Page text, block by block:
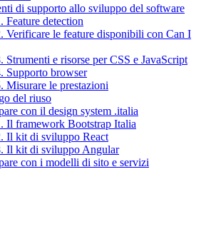
di supporto allo sviluppo del software
Feature detection
Verificare le feature disponibili con Can I
Strumenti e risorse per CSS e JavaScript
Supporto browser
Misurare le prestazioni
del riuso
con il design system .italia
Il framework Bootstrap Italia
Il kit di sviluppo React
Il kit di sviluppo Angular
con i modelli di sito e servizi